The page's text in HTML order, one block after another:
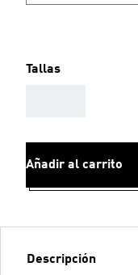
Tallas
Añadir al carrito
Descripción